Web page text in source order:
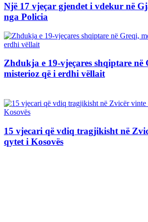
Një 17 vjeçar gjendet i vdekur në
nga Policia
Zhdukja e 19-vjeçares shqiptare në
misterioz që i erdhi vëllait
15 vjecari që vdiq tragjikisht në
qytet i Kosovës